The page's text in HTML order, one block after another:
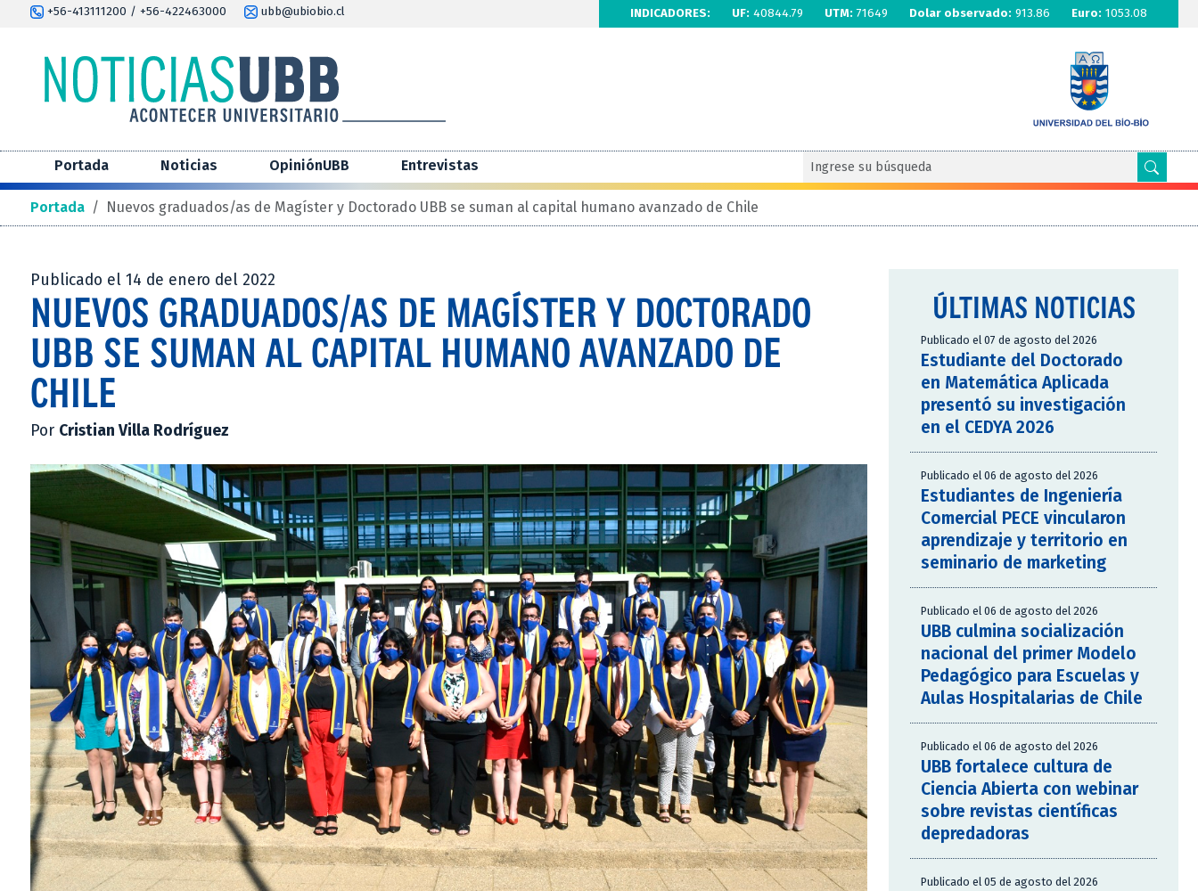
+56-413111200 / +56-422463000 ubb@ubiobio.cl INDICADORES: UF: 40844.79 UTM: 71649 Dolar observado: 913.86 Euro: 1053.08
Portada Noticias OpiniónUBB Entrevistas
Portada / Nuevos graduados/as de Magíster y Doctorado UBB se suman al capital humano avanzado de Chile
Publicado el 14 de enero del 2022
NUEVOS GRADUADOS/AS DE MAGÍSTER Y DOCTORADO
UBB SE SUMAN AL CAPITAL HUMANO AVANZADO DE
CHILE
Por Cristian Villa Rodríguez
ÚLTIMAS NOTICIAS
Publicado el 07 de agosto del 2026
Estudiante del Doctorado
en Matemática Aplicada
presentó su investigación
en el CEDYA 2026
Publicado el 06 de agosto del 2026
Estudiantes de Ingeniería
Comercial PECE vincularon
aprendizaje y territorio en
seminario de marketing
Publicado el 06 de agosto del 2026
UBB culmina socialización
nacional del primer Modelo
Pedagógico para Escuelas y
Aulas Hospitalarias de Chile
Publicado el 06 de agosto del 2026
UBB fortalece cultura de
Ciencia Abierta con webinar
sobre revistas científicas
depredadoras
Publicado el 05 de agosto del 2026